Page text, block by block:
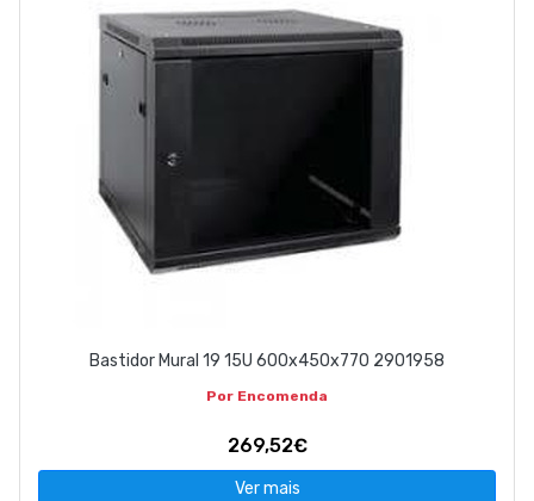
Bastidor Mural 19 15U 600x450x770 2901958
Por Encomenda
269,52€
Ver mais